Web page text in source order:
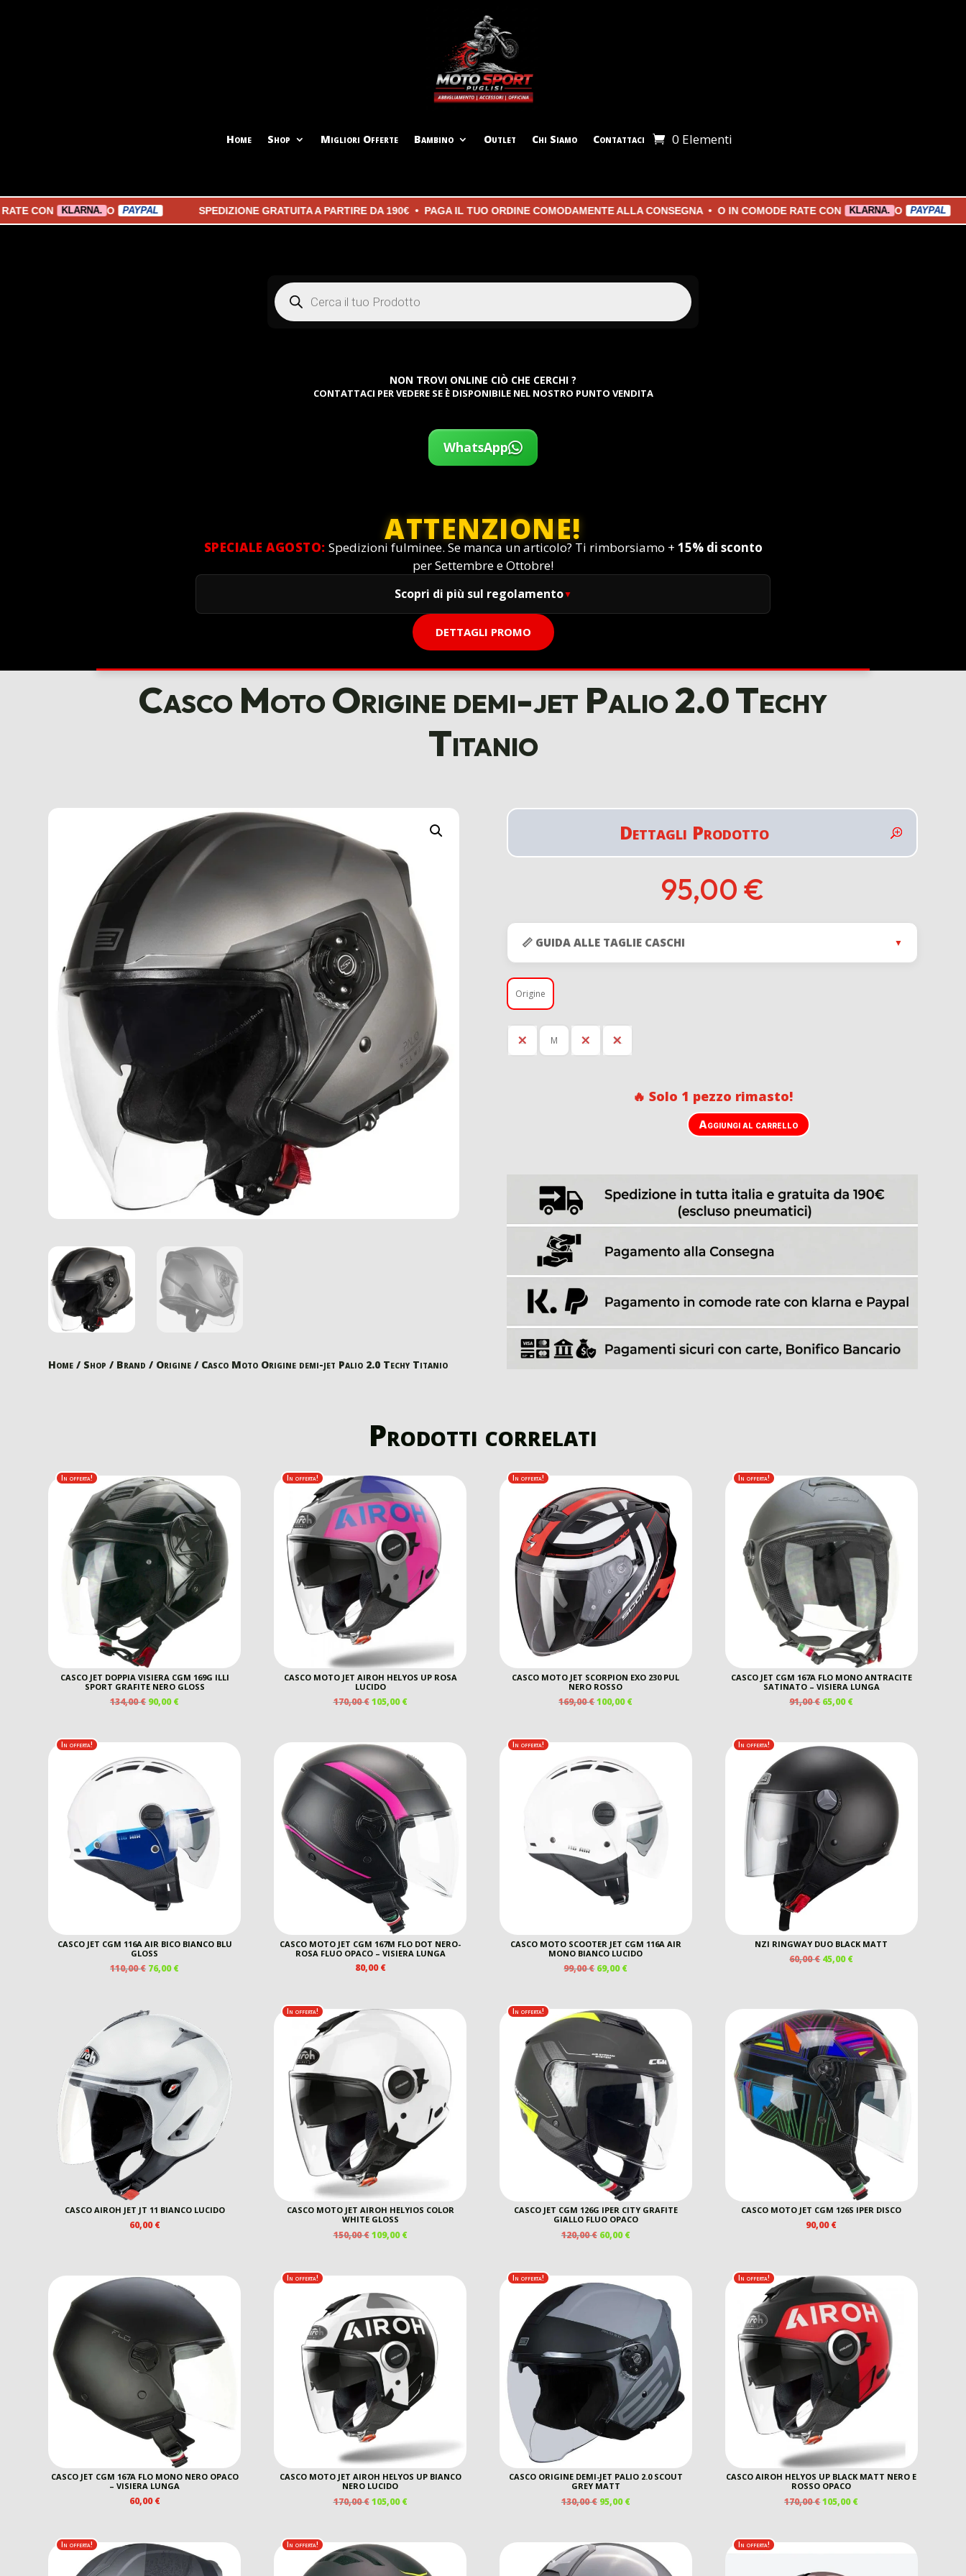
Home Shop Migliori Offerte Bambino Outlet Chi Siamo Contattaci 0 Elementi
KLARNA. O PAYPAL SPEDIZIONE GRATUITA A PARTIRE DA 190€ • PAGA IL TUO ORDINE COMODAMENTE ALLA CONSEGNA • O IN COMODE RATE CON KLARNA. O PAYPAL
Products
search
NON TROVI ONLINE CIÒ CHE CERCHI ?
CONTATTACI PER VEDERE SE È DISPONIBILE NEL NOSTRO PUNTO VENDITA
WhatsApp
ATTENZIONE!
SPECIALE AGOSTO: Spedizioni fulminee. Se manca un articolo? Ti rimborsiamo + 15% di sconto
per Settembre e Ottobre!
Scopri di più sul regolamento
DETTAGLI PROMO
Casco Moto Origine demi-jet Palio 2.0 Techy
Titanio
Home / Shop / Brand / Origine / Casco Moto Origine demi-jet Palio 2.0 Techy Titanio
Dettagli Prodotto
95,00 €
📏 GUIDA ALLE TAGLIE CASCHI ▼
Origine
L M S XL
🔥 Solo 1 pezzo rimasto!
Aggiungi al carrello
Prodotti correlati
In offerta!
CASCO JET DOPPIA VISIERA CGM 169G ILLI
SPORT GRAFITE NERO GLOSS
134,00€ IL
90,00€IL
In offerta!
CASCO MOTO JET AIROH HELYOS UP ROSA
LUCIDO
170,00€ IL
170,00 €.
105,00€IL
105,00 €.
In offerta!
CASCO MOTO JET SCORPION EXO 230 PUL
NERO ROSSO
169,00€IL
100,00€IL
In offerta!
CASCO JET CGM 167A FLO MONO ANTRACITE
SATINATO – VISIERA LUNGA
91,00€ IL
91,00 €.
65,00€IL
65,00 €.
In offerta!
CASCO JET CGM 116A AIR BICO BIANCO BLU
GLOSS
110,00€ IL
110,00 €.
76,00€IL
76,00 €.
CASCO MOTO JET CGM 167M FLO DOT NERO-
ROSA FLUO OPACO – VISIERA LUNGA
80,00€
In offerta!
CASCO MOTO SCOOTER JET CGM 116A AIR
MONO BIANCO LUCIDO
99,00€ IL
99,00 €.
69,00€IL
69,00 €.
In offerta!
NZI RINGWAY DUO BLACK MATT
60,00€ IL
60,00 €.
45,00€IL
45,00 €.
CASCO AIROH JET JT 11 BIANCO LUCIDO
60,00€
In offerta!
CASCO MOTO JET AIROH HELYIOS COLOR
WHITE GLOSS
150,00€ IL
109,00€IL
In offerta!
CASCO JET CGM 126G IPER CITY GRAFITE
GIALLO FLUO OPACO
120,00€ IL
120,00 €.
60,00€IL
CASCO MOTO JET CGM 126S IPER DISCO
90,00€
CASCO JET CGM 167A FLO MONO NERO OPACO
– VISIERA LUNGA
60,00€
In offerta!
CASCO MOTO JET AIROH HELYOS UP BIANCO
NERO LUCIDO
170,00€ IL
170,00 €.
105,00€IL
105,00 €.
In offerta!
CASCO ORIGINE DEMI-JET PALIO 2.0 SCOUT
GREY MATT
130,00€ IL
130,00 €.
95,00€IL
95,00 €.
In offerta!
CASCO AIROH HELYOS UP BLACK MATT NERO E
ROSSO OPACO
170,00€IL
105,00€IL
In offerta! In offerta! In offerta!